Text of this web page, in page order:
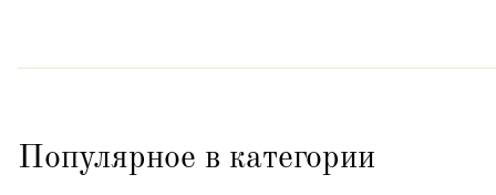
Популярное в категории